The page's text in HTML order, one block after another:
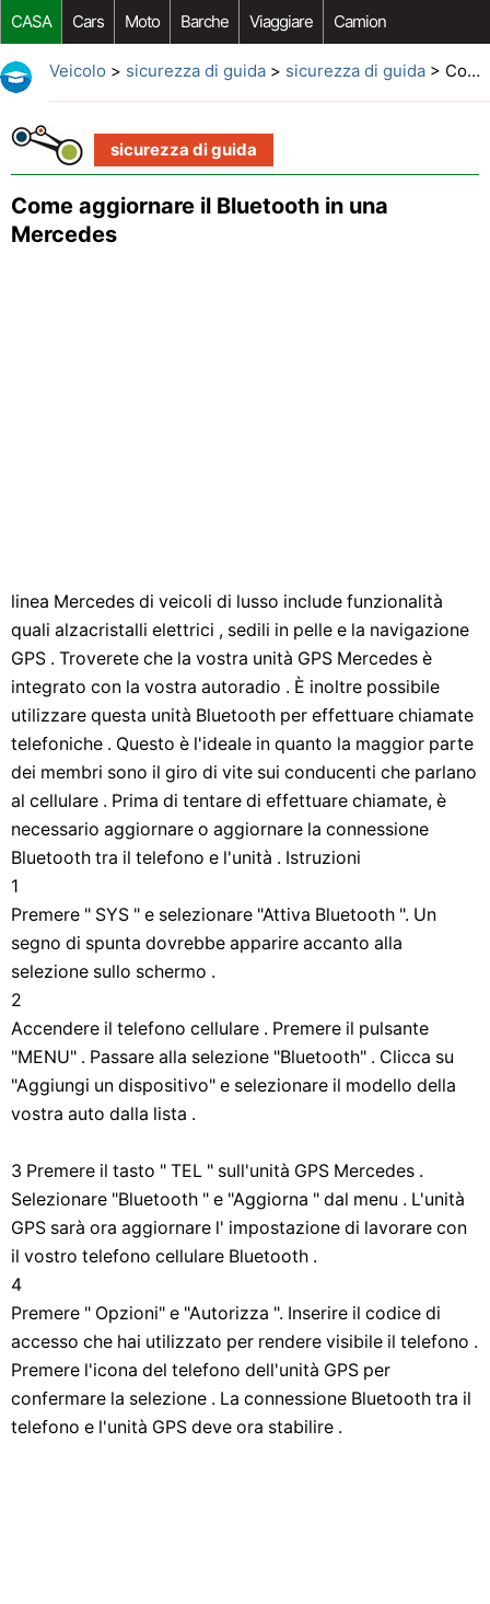
CASA Cars Moto Barche Viaggiare Camion
Riparazione Auto Acquisto Auto Car Opzioni Aftermarket
Veicolo > sicurezza di guida> sicurezza di guida> Come aggiornare il Bluetooth in una Mercedes
sicurezza di guida
Come aggiornare il Bluetooth in una
Mercedes
linea Mercedes di veicoli di lusso include funzionalità
quali alzacristalli elettrici , sedili in pelle e la navigazione
GPS . Troverete che la vostra unità GPS Mercedes è
integrato con la vostra autoradio . È inoltre possibile
utilizzare questa unità Bluetooth per effettuare chiamate
telefoniche . Questo è l'ideale in quanto la maggior parte
dei membri sono il giro di vite sui conducenti che parlano
al cellulare . Prima di tentare di effettuare chiamate, è
necessario aggiornare o aggiornare la connessione
Bluetooth tra il telefono e l'unità . Istruzioni
1
Premere " SYS " e selezionare "Attiva Bluetooth ". Un
segno di spunta dovrebbe apparire accanto alla
selezione sullo schermo .
2
Accendere il telefono cellulare . Premere il pulsante
"MENU" . Passare alla selezione "Bluetooth" . Clicca su
"Aggiungi un dispositivo" e selezionare il modello della
vostra auto dalla lista .
3 Premere il tasto " TEL " sull'unità GPS Mercedes .
Selezionare "Bluetooth " e "Aggiorna " dal menu . L'unità
GPS sarà ora aggiornare l' impostazione di lavorare con
il vostro telefono cellulare Bluetooth .
4
Premere " Opzioni" e "Autorizza ". Inserire il codice di
accesso che hai utilizzato per rendere visibile il telefono .
Premere l'icona del telefono dell'unità GPS per
confermare la selezione . La connessione Bluetooth tra il
telefono e l'unità GPS deve ora stabilire .